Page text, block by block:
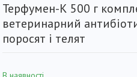
Терфумен-К 500 г
ветеринарний
поросят і телят